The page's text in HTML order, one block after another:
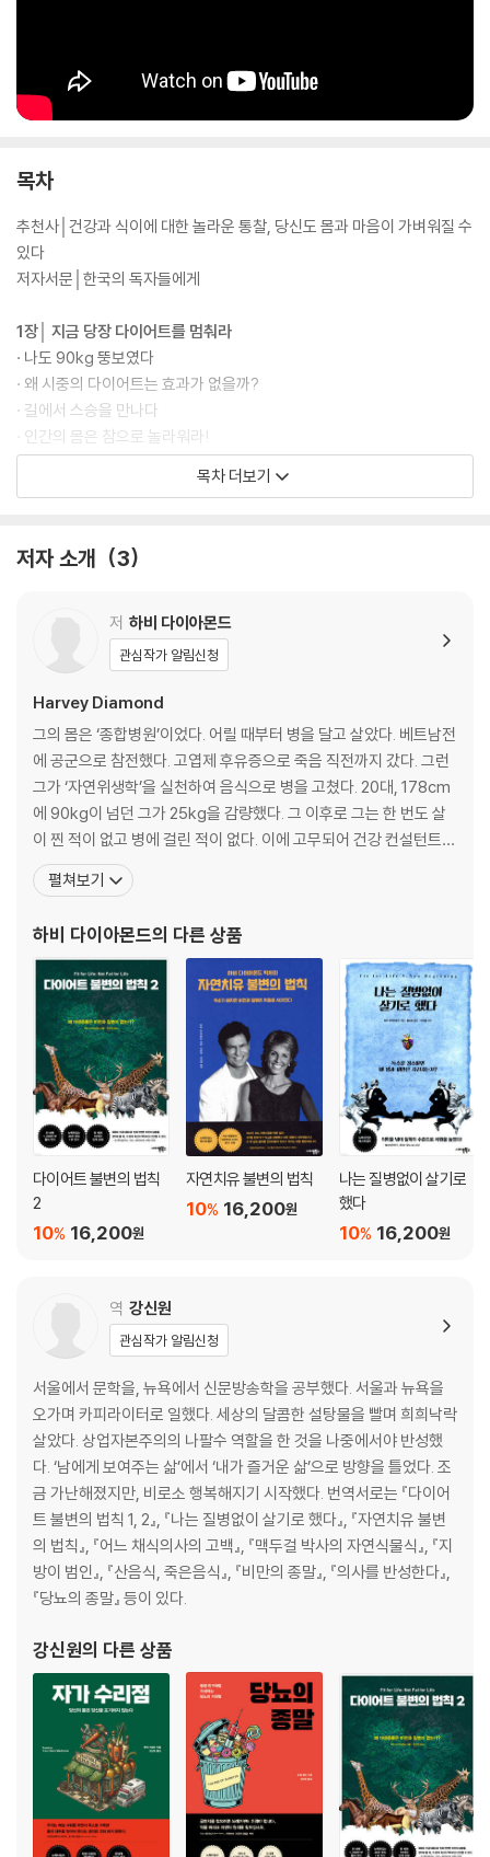
목차
추천사│건강과 식이에 대한 놀라운 통찰, 당신도 몸과 마음이 가벼워질 수
있다
저자서문│한국의 독자들에게
1장│ 지금 당장 다이어트를 멈춰라
· 나도 90kg 뚱보였다
· 왜 시중의 다이어트는 효과가 없을까?
· 길에서 스승을 만나다
· 인간의 몸은 참으로 놀라워라!
· 밤늦게 먹으면 무슨 일이 생길까?
· 지구도 물이 70%, 인간의 몸도 물이 70%
· 사자가 호랑이를 잡아먹지 않는 이유
· 억지로 물을 마실 필요가 없다
3장│ 섞어 먹을수록 살이 찐다
· 소화기관은 너무 지쳐있다
· 한 번에 한 가지만 먹어라
· 섞어 먹으면 부패한다
· 고기와 우유를 같이 먹으면 몸은 더 힘들다
· 노폐물을 제거하면 아이들 성적이 올라간다
4장│ 살아있는 음식을 먹어라
· 과일과 채소는 몸의 산성을 중화시킨다
· 반드시 아침에 과일을 먹어야 하는 이유
· 칼로리 계산은 바보짓이다
· 소화의 3대 주기(배출주기, 섭취주기, 동화주기)
· 안심하시라! 통증은 자가치유의 증거다
· 딱 2주면 결과가 나온다
5장│ 단백질 강박증을 버려라
· 단백질이 너무 많으면 오히려 위험하다
· 단백질을 먹는다고 단백질이 생기지는 않는다
· 모든 고기는 인간의 몸속에서 독소를 뿜어낸다
· 다람쥐를 보면 먹고 싶은가?
· 우유는 송아지를 위한 것이다
· 우유는 몸속에 점액을 형성한다
· 우유를 마시면 몸에서 칼슘이 빠져나간다
6장│ 끌고 가면 운동이고 끌려가면 노동이다
· 심장이 강할수록 수명은 길어진다
· 햇볕을 쬐면 왜 살이 빠질까?
· 뚱뚱하다고 생각하면 뚱뚱해지는 이유
7장│ 다이어트 할 때 궁금한 질문들
· 커피나 홍차를 마신다고 큰 문제는 없지 않나요?
· 드링크류는 어떤가요?
· 식사와 함께 하는 약간의 와인은 괜찮은가요?
· 그렇다면 비타민제나 영양제도 필요가 없다는 말인가요?
· 소금은 몸에 좋은가요, 나쁜가요?
· 과일이 저혈당을 악화시킨다는 것이 사실인가요?
· ‘다이어트 불변의 법칙’은 임신 중인 여성에게도 괜찮은가요?
8장│ 단기간의 실천법(모노 다이어트)
· 모노 다이어트란 무엇인가?
목차 더보기
저자 소개 3
저 하비 다이아몬드
관심작가 알림신청
Harvey Diamond
그의 몸은 ‘종합병원’이었다. 어릴 때부터 병을 달고 살았다. 베트남전
에 공군으로 참전했다. 고엽제 후유증으로 죽음 직전까지 갔다. 그런
그가 ‘자연위생학’을 실천하여 음식으로 병을 고쳤다. 20대, 178cm
에 90kg이 넘던 그가 25kg을 감량했다. 그 이후로 그는 한 번도 살
이 찐 적이 없고 병에 걸린 적이 없다. 이에 고무되어 건강 컨설턴트로
변신했다. ‘캘리포니아 의학원’에서 영양학을 가르쳤다. <다이어트
불변의 법칙>을 출간, 뉴욕타임스 40주 연속 최장기 베스트셀러 1
후 ‘래리 킹 라이브’,
펼쳐보기
하비 다이아몬드의 다른 상품
다이어트 불변의 법칙
2
16,200원
10%
자연치유 불변의 법칙
16,200원
10%
나는 질병없이 살기로
했다
16,200원
10%
역 강신원
관심작가 알림신청
서울에서 문학을, 뉴욕에서 신문방송학을 공부했다. 서울과 뉴욕을
오가며 카피라이터로 일했다. 세상의 달콤한 설탕물을 빨며 희희낙락
살았다. 상업자본주의의 나팔수 역할을 한 것을 나중에서야 반성했
다. ‘남에게 보여주는 삶’에서 ‘내가 즐거운 삶’으로 방향을 틀었다. 조
금 가난해졌지만, 비로소 행복해지기 시작했다. 번역서로는 『다이어
트 불변의 법칙 1, 2』, 『나는 질병없이 살기로 했다』, 『자연치유 불변
의 법칙』, 『어느 채식의사의 고백』, 『맥두걸 박사의 자연식물식』, 『지
방이 범인』, 『산음식, 죽은음식』, 『비만의 종말』, 『의사를 반성한다』,
『당뇨의 종말』 등이 있다.
강신원의 다른 상품